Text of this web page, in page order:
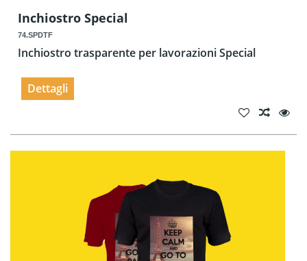
Inchiostro Special
74.SPDTF
Inchiostro trasparente per lavorazioni Special
Dettagli